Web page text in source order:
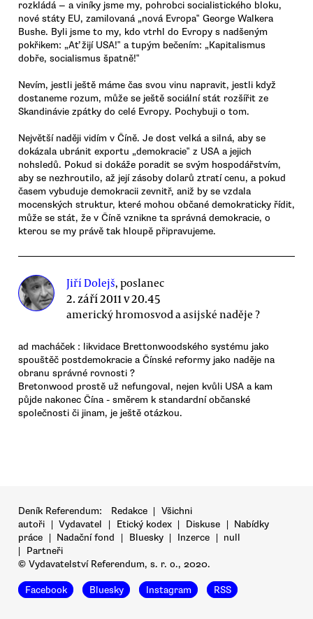
rozkládá — a viníky jsme my, pohrobci socialistického bloku,
nové státy EU, zamilovaná „nová Evropa‟ George Walkera
Bushe. Byli jsme to my, kdo vtrhl do Evropy s nadšeným
pokřikem: „Ať žijí USA!‟ a tupým bečením: „Kapitalismus
dobře, socialismus špatně!‟
Nevím, jestli ještě máme čas svou vinu napravit, jestli když
dostaneme rozum, může se ještě sociální stát rozšířit ze
Skandinávie zpátky do celé Evropy. Pochybuji o tom.
Největší naději vidím v Číně. Je dost velká a silná, aby se
dokázala ubránit exportu „demokracie‟ z USA a jejich
nohsledů. Pokud si dokáže poradit se svým hospodářstvím,
aby se nezhroutilo, až její zásoby dolarů ztratí cenu, a pokud
časem vybuduje demokracii zevnitř, aniž by se vzdala
mocenských struktur, které mohou občané demokraticky řídit,
může se stát, že v Číně vznikne ta správná demokracie, o
kterou se my právě tak hloupě připravujeme.
Jiří Dolejš, poslanec
2. září 2011 v 20.45
americký hromosvod a asijské naděje ?
ad macháček : likvidace Brettonwoodského systému jako
spouštěč postdemokracie a Čínské reformy jako naděje na
obranu správné rovnosti ?
Bretonwood prostě už nefungoval, nejen kvůli USA a kam
půjde nakonec Čína - směrem k standardní občanské
společnosti či jinam, je ještě otázkou.
Deník Referendum: Redakce | Všichni
autoři | Vydavatel | Etický kodex | Diskuse | Nabídky
práce | Nadační fond | Bluesky | Inzerce | null
|
Partneři
© Vydavatelství Referendum, s. r. o., 2020.
Facebook Bluesky Instagram RSS